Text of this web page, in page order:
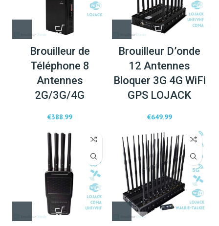
Brouilleur de
Téléphone 8
Antennes
2G/3G/4G
€388.99
Brouilleur D’onde
12 Antennes
Bloquer 3G 4G WiFi
GPS LOJACK
€649.99